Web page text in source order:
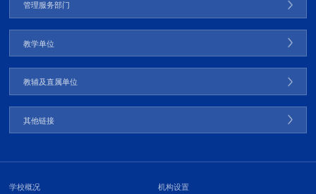
管理服务部门
教学单位
教辅及直属单位
其他链接
学校概况 机构设置